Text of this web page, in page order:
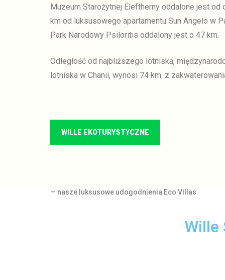
Muzeum Starożytnej Eleftherny oddalone jest od
km od luksusowego apartamentu Sun Angelo w
Park Narodowy Psiloritis oddalony jest o 47 km.
Odległość od najbliższego lotniska,
lotniska w Chanii, wynosi 74 km. z
WILLE EKOTURYSTYCZNE
— nasze luksusowe udogodnienia Eco Villas
Wille